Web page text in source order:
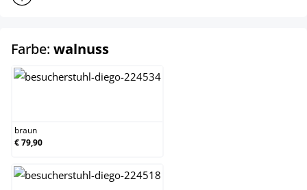
Farbe: walnussauswählen
braun
€ 79,90